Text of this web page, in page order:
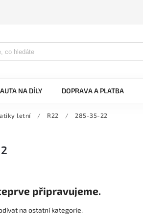
AUTA NA DÍLY DOPRAVA A PLATBA
letní / R22 / 285-35-22
připravujeme.
na ostatní kategorie.